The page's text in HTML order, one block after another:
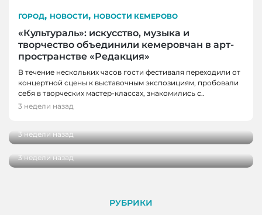
ГОРОД, НОВОСТИ, НОВОСТИ КЕМЕРОВО
«Культураль»: искусство, музыка и
творчество объединили кемеровчан в арт-
пространстве «Редакция»
В течение нескольких часов гости фестиваля переходили от
концертной сцены к выставочным экспозициям, пробовали
себя в творческих мастер-классах, знакомились с..
3 недели назад
ГОРОД
Летние веранды Кемерова: ещё шесть мест,
3 недели назад
АТМОСФЕРА
современная жилая среда
3 недели назад
РУБРИКИ